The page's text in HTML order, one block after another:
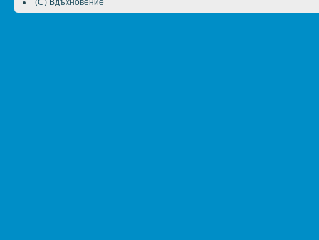
(C) Вдъхновение